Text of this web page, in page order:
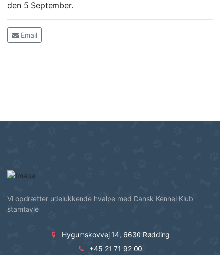
den 5 September.
Email
Vi opdrætter udelukkende hvalpe med Dansk Kennel Klub
stamtavle
Hygumskovvej 14, 6630 Rødding
+45 21 71 92 00